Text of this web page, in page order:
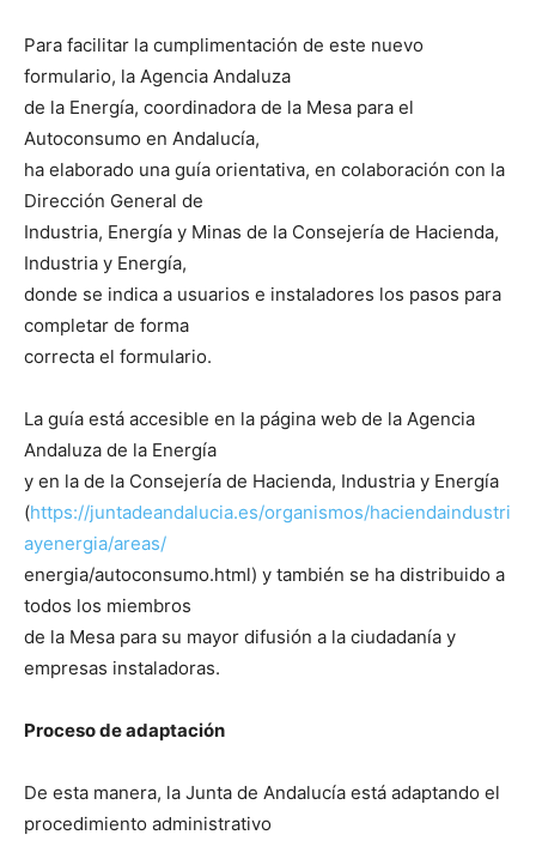
Para facilitar la cumplimentación de este nuevo
formulario, la Agencia Andaluza
de la Energía, coordinadora de la Mesa para el
Autoconsumo en Andalucía,
ha elaborado una guía orientativa, en colaboración con la
Dirección General de
Industria, Energía y Minas de la Consejería de Hacienda,
Industria y Energía,
donde se indica a usuarios e instaladores los pasos para
completar de forma
correcta el formulario.
La guía está accesible en la página web de la Agencia
Andaluza de la Energía
y en la de la Consejería de Hacienda, Industria y Energía
(https://juntadeandalucia.es/organismos/haciendaindustri
ayenergia/areas/
energia/autoconsumo.html) y también se ha distribuido a
todos los miembros
de la Mesa para su mayor difusión a la ciudadanía y
empresas instaladoras.
Proceso de adaptación
De esta manera, la Junta de Andalucía está adaptando el
procedimiento administrativo